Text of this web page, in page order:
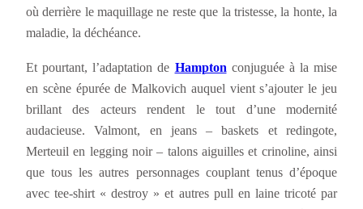
où derrière le maquillage ne reste que la tristesse, la honte, la
maladie, la déchéance.
Et pourtant, l’adaptation de Hampton conjuguée à la mise
en scène épurée de Malkovich auquel vient s’ajouter le jeu
brillant des acteurs rendent le tout d’une modernité
audacieuse. Valmont, en jeans – baskets et redingote,
Merteuil en legging noir – talons aiguilles et crinoline, ainsi
que tous les autres personnages couplant tenus d’époque
avec tee-shirt « destroy » et autres pull en laine tricoté par